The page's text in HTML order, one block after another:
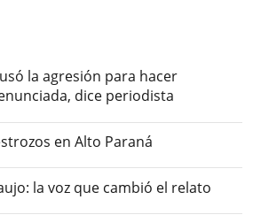
la agresión para hacer
dice periodista
en Alto Paraná
la voz que cambió el relato